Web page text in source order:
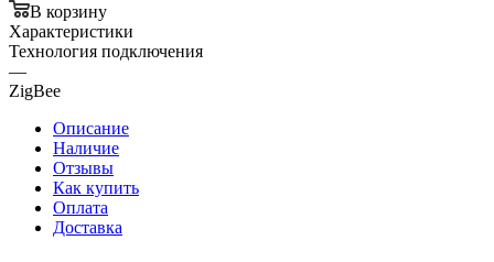
В корзину
Характеристики
Технология подключения
—
ZigBee
Описание
Наличие
Отзывы
Как купить
Оплата
Доставка